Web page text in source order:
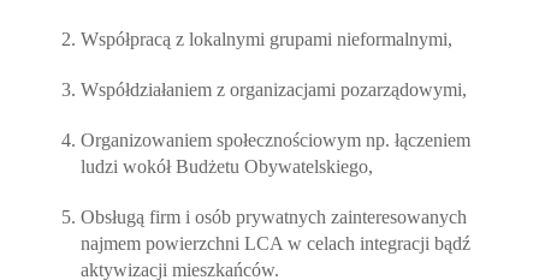
Współpracą z lokalnymi grupami nieformalnymi,
Współdziałaniem z organizacjami pozarządowymi,
Organizowaniem społecznościowym np. łączeniem
ludzi wokół Budżetu Obywatelskiego,
Obsługą firm i osób prywatnych zainteresowanych
najmem powierzchni LCA w celach integracji bądź
aktywizacji mieszkańców.